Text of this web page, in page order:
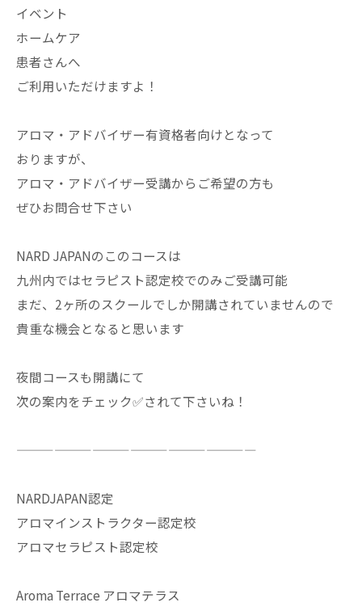
イベント
ホームケア
患者さんへ
ご利用いただけますよ！
アロマ・アドバイザー有資格者向けとなって
おりますが、
アロマ・アドバイザー受講からご希望の方も
ぜひお問合せ下さい
NARD JAPANのこのコースは
九州内ではセラピスト認定校でのみご受講可能
まだ、2ヶ所のスクールでしか開講されていませんので
貴重な機会となると思います
夜間コースも開講にて
次の案内をチェック✅されて下さいね！
———————————————————
NARDJAPAN認定
アロマインストラクター認定校
アロマセラピスト認定校
Aroma Terrace アロマテラス